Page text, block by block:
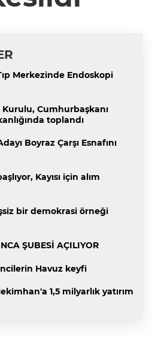
Merkezinde Endoskopi
Cumhurbaşkanı
toplandı
Boyraz Çarşı Esnafını
Kayısı için alım
bir demokrasi örneği
ŞUBESİ AÇILIYOR
Havuz keyfi
1,5 milyarlık yatırım